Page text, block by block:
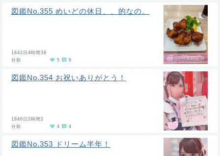
図鑑No.355 めいどの休日、、的なの。
1842日4時間38
分前
5 6
図鑑No.354 お祝いありがとう！
1846日2時間2
分前
4 4
図鑑No.353 ドリーム半年！